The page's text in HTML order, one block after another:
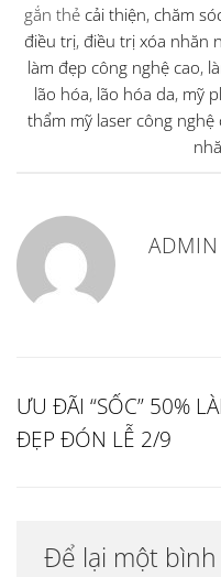
gắn thẻcải thiện,chăm
điều trị, điều trị xóa nhăn
làm đẹp công nghệ cao,
lão hóa, lão hóa da, mỹ
thẩm mỹ laser công nghệ
ADMIN
ƯU ĐÃI “SỐC” 50%
ĐẸP ĐÓN LỄ 2/9
Để lại một